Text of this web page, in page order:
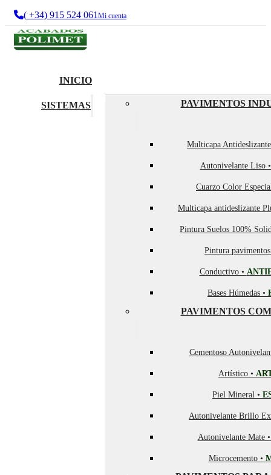
( +34) 915 524 061 Mi cuenta
INICIO
SISTEMAS PAVIMENTOS
Multicapa
Autonivelante Liso
Cuarzo Color
Multicapa antideslizante
Pintura Suelos 100%
Pintura
Conductivo •
Bases Húmedas •
PAVIMENTOS
Cementoso
Artístico •
Piel Mineral •
Autonivelante Brillo
Autonivelante Mate
Microcemento •